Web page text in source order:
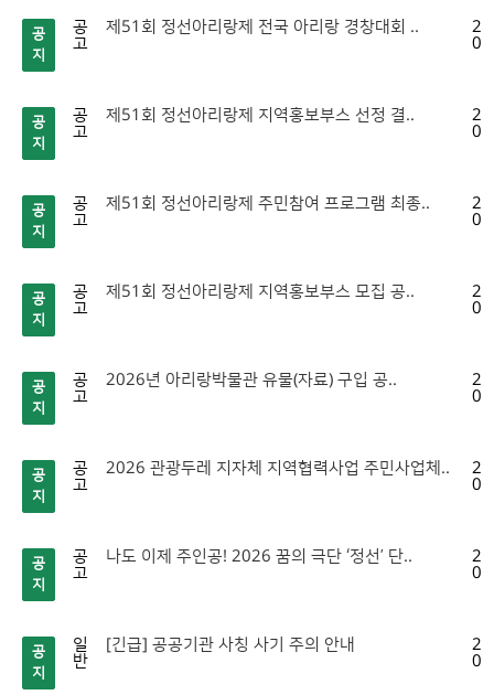
공
지
공
고
제51회 정선아리랑제 전국 아리랑 경창대회 ..
공
지
공
고
제51회 정선아리랑제 지역홍보부스 선정 결..
공
지
공
고
제51회 정선아리랑제 주민참여 프로그램 최종..
공
지
공
고
제51회 정선아리랑제 지역홍보부스 모집 공..
공
지
공
고
2026년 아리랑박물관 유물(자료) 구입 공..
공
지
공
고
2026 관광두레 지자체 지역협력사업 주민사업체..
공
지
공
고
나도 이제 주인공! 2026 꿈의 극단 ‘정선’ 단..
공
지
일
반
[긴급] 공공기관 사칭 사기 주의 안내